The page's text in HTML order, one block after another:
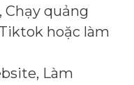
quảng
hoặc làm
Làm